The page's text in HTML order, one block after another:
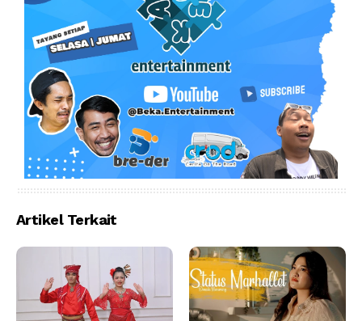
Artikel Terkait